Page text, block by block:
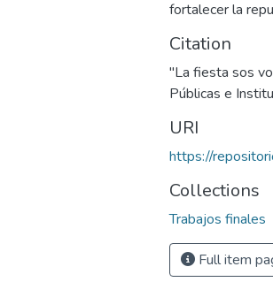
fortalecer la
Citation
"La fiesta sos
Públicas e
URI
https://
Collections
Trabajos finales
Full item